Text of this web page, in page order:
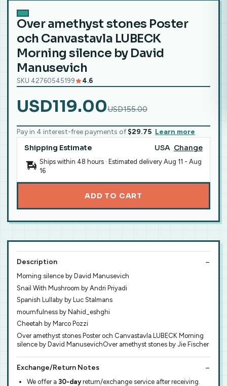
Over amethyst stones Poster
och Canvastavla LUBECK
Morning silence by David
Manusevich
SKU 42760545199 4.6
USD119.00USD155.00
Pay in 4 interest-free payments of $29.75 Learn more
Shipping Estimate USA Change
Ships within 48 hours · Estimated delivery Aug 11 - Aug
16
ADD TO CART
Description
Morning silence by David Manusevich
Snail With Mushroom by Andri Priyadi
Spanish Lullaby by Luc Stalmans
mournfulness by Nahid_eshghi
Cheetah by Marco Pozzi
Over amethyst stones Poster och Canvastavla LUBECK Morning
silence by David ManusevichOver amethyst stones by Jie Fischer
Exchange/Return Notes
We offer a 30-dayreturn/exchange service after receiving.